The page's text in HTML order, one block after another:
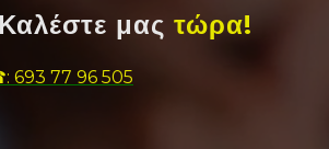
Καλέστε μας τώρα!
693 77 96 505